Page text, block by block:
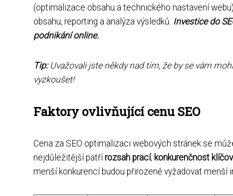
(optimalizace obsahu a technického nastavení
obsahu, reporting a analýza výsledků. Investice do
podnikání online.
Tip:Uvažovali jste někdy nad tím, že by se vám
vyzkoušet!
Faktory ovlivňující cenu SEO
Cena za SEO optimalizaci webových stránek se
nejdůležitější patřírozsah prací, konkurenčnost
menší konkurencí budou přirozeně vyžadovat